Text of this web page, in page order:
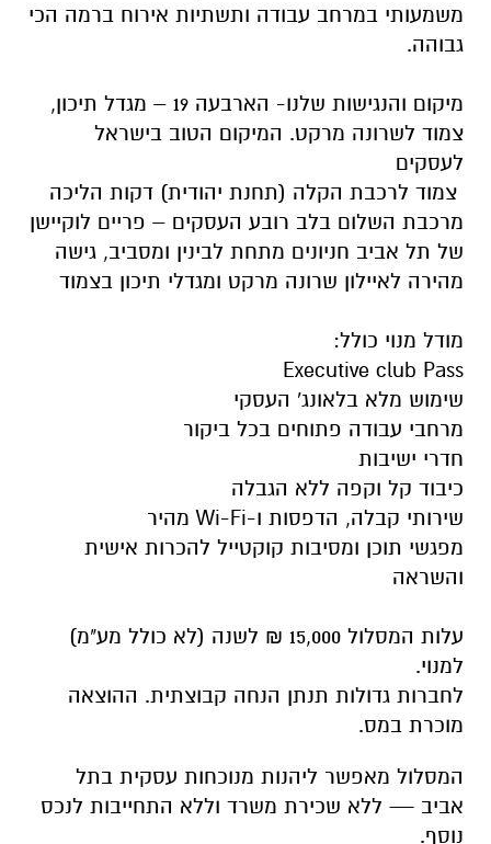
משמעותי במרחב עבודה ותשתיות אירוח ברמה הכי
גבוהה.
מיקום והנגישות שלנו- הארבעה 19 – מגדל תיכון,
צמוד לשרונה מרקט. המיקום הטוב בישראל
לעסקים
צמוד לרכבת הקלה (תחנת יהודית) דקות הליכה
מרכבת השלום בלב רובע העסקים – פריים לוקיישן
של תל אביב חניונים מתחת לבינין ומסביב, גישה
מהירה לאיילון שרונה מרקט ומגדלי תיכון בצמוד
מודל מנוי כולל:
Executive club Pass
שימוש מלא בלאונג' העסקי
מרחבי עבודה פתוחים בכל ביקור
חדרי ישיבות
כיבוד קל וקפה ללא הגבלה
שירותי קבלה, הדפסות ו-Wi-Fi מהיר
מפגשי תוכן ומסיבות קוקטייל להכרות אישית
והשראה
עלות המסלול 15,000 ₪ לשנה (לא כולל מע"מ)
למנוי.
לחברות גדולות תנתן הנחה קבוצתית. ההוצאה
מוכרת במס.
המסלול מאפשר ליהנות מנוכחות עסקית בתל
אביב — ללא שכירת משרד וללא התחייבות לנכס
נוסף.